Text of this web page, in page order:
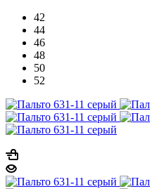
42
44
46
48
50
52